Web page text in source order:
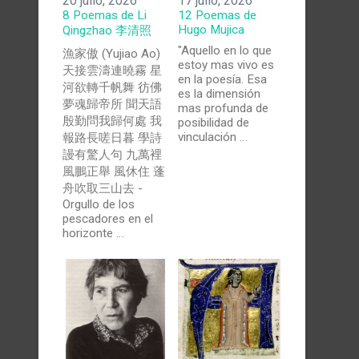
8 Poemas de Li
Qingzhao 李清照
漁家傲 (Yujiao Ao)
天接雲濤連曉霧 星
河欲轉千帆舞 彷佛
夢魂歸帝所 聞天語
殷勤問我歸何處 我
報路長嗟日暮 學詩
謾有驚人句 九萬裡
風鵬正舉 風休住 蓬
舟吹取三山去 -
Orgullo de los
pescadores en el
horizonte …
12 Poemas de
Hugo Mujica
"Aquello en lo que
estoy mas vivo es
en la poesía. Esa
es la dimensión
mas profunda de
posibilidad de
vinculación …